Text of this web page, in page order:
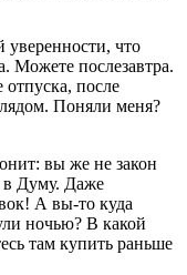
что
Можете послезавтра.
отпуска, после
Поняли меня?
вы же не закон
в Думу. Даже
А вы-то куда
ночью? В какой
там купить раньше